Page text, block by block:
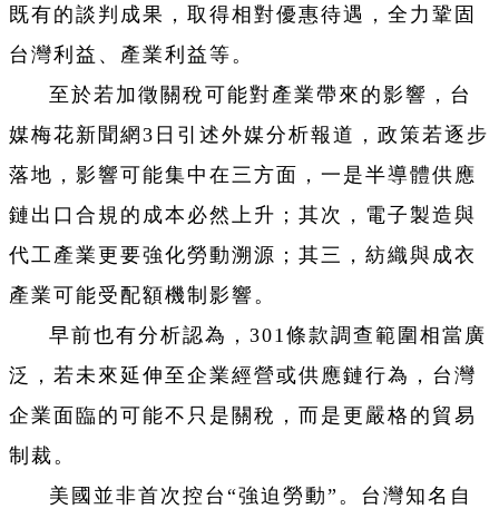
既有的談判成果，取得相對優惠待遇，全力鞏固
台灣利益、產業利益等。
至於若加徵關稅可能對產業帶來的影響，台
媒梅花新聞網3日引述外媒分析報道，政策若逐步
落地，影響可能集中在三方面，一是半導體供應
鏈出口合規的成本必然上升；其次，電子製造與
代工產業更要強化勞動溯源；其三，紡織與成衣
產業可能受配額機制影響。
早前也有分析認為，301條款調查範圍相當廣
泛，若未來延伸至企業經營或供應鏈行為，台灣
企業面臨的可能不只是關稅，而是更嚴格的貿易
制裁。
美國並非首次控台“強迫勞動”。台灣知名自